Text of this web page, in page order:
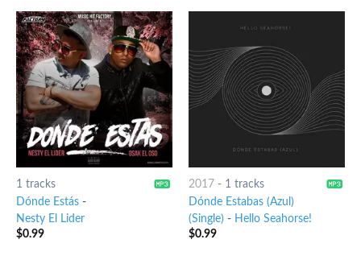
1 tracks
Dónde Estás-
Nesty El Lider
$0.99
2017 - 1 tracks
Dónde Estabas (Azul)
(Single) - Hello Seahorse!
$0.99